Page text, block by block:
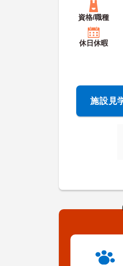
資格/職種
休日休暇
施設見